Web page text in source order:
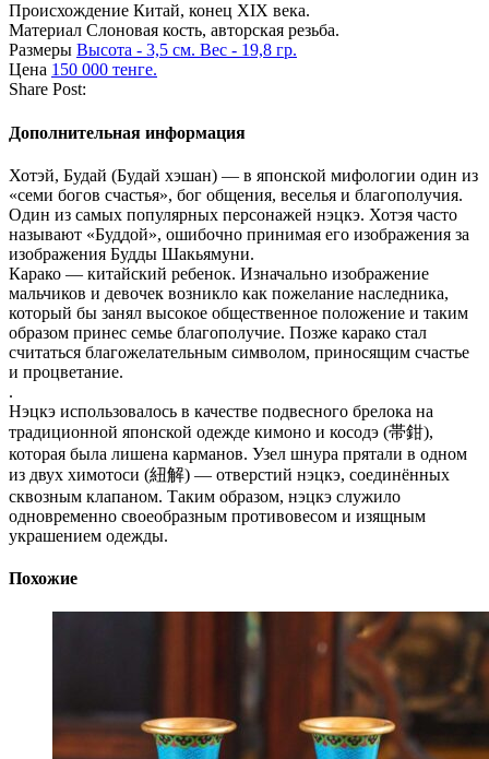
Происхождение Китай, конец ХIХ века.
Материал Слоновая кость, авторская резьба.
Размеры Высота - 3,5 см. Вес - 19,8 гр.
Цена 150 000 тенге.​
Share Post:
Дополнительная информация
Хотэй, Будай (Будай хэшан) — в японской мифологии один из
«семи богов счастья», бог общения, веселья и благополучия.
Один из самых популярных персонажей нэцкэ. Хотэя часто
называют «Буддой», ошибочно принимая его изображения за
изображения Будды Шакьямуни.
Карако — китайский ребенок. Изначально изображение
мальчиков и девочек возникло как пожелание наследника,
который бы занял высокое общественное положение и таким
образом принес семье благополучие. Позже карако стал
считаться благожелательным символом, приносящим счастье
и процветание.
.
Нэцкэ использовалось в качестве подвесного брелока на
традиционной японской одежде кимоно и косодэ (帯鉗),
которая была лишена карманов. Узел шнура прятали в одном
из двух химотоси (紐解) — отверстий нэцкэ, соединённых
сквозным клапаном. Таким образом, нэцкэ служило
одновременно своеобразным противовесом и изящным
украшением одежды.
Похожие